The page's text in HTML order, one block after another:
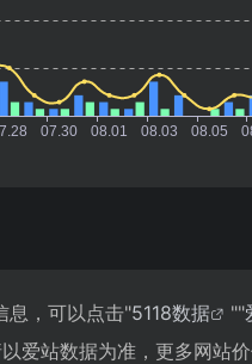
息，可以点击"5118数据 ""
爱站数据为准，更多网站